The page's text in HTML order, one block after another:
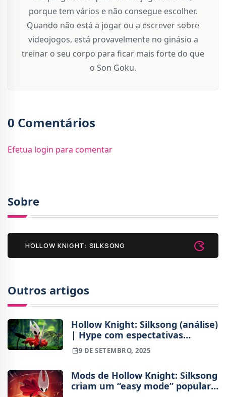
porque tem vários e não consegue escolher.
Quando não está a jogar ou a escrever sobre
videojogos, está provavelmente no ginásio a
treinar o seu corpo para ficar mais forte do que
o Son Goku.
0 Comentários
Efetua login para comentar
Sobre
HOLLOW KNIGHT: SILKSONG
Outros artigos
Hollow Knight: Silksong (análise)
| Hype com espectativas
correspondidas
9 DE SETEMBRO, 2025
Mods de Hollow Knight: Silksong
criam um “easy mode” popular